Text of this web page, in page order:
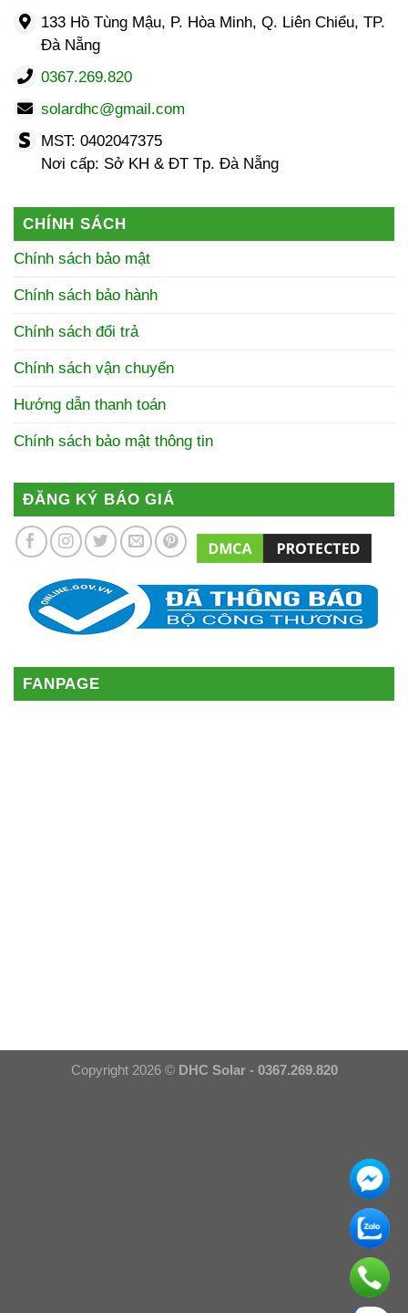
133 Hồ Tùng Mậu, P. Hòa Minh, Q. Liên Chiểu, TP.
Đà Nẵng
0367.269.820
solardhc@gmail.com
MST: 0402047375
Nơi cấp: Sở KH & ĐT Tp. Đà Nẵng
CHÍNH SÁCH
Chính sách bảo mật
Chính sách bảo hành
Chính sách đổi trả
Chính sách vận chuyển
Hướng dẫn thanh toán
Chính sách bảo mật thông tin
ĐĂNG KÝ BÁO GIÁ
FANPAGE
Copyright 2026 © DHC Solar - 0367.269.820